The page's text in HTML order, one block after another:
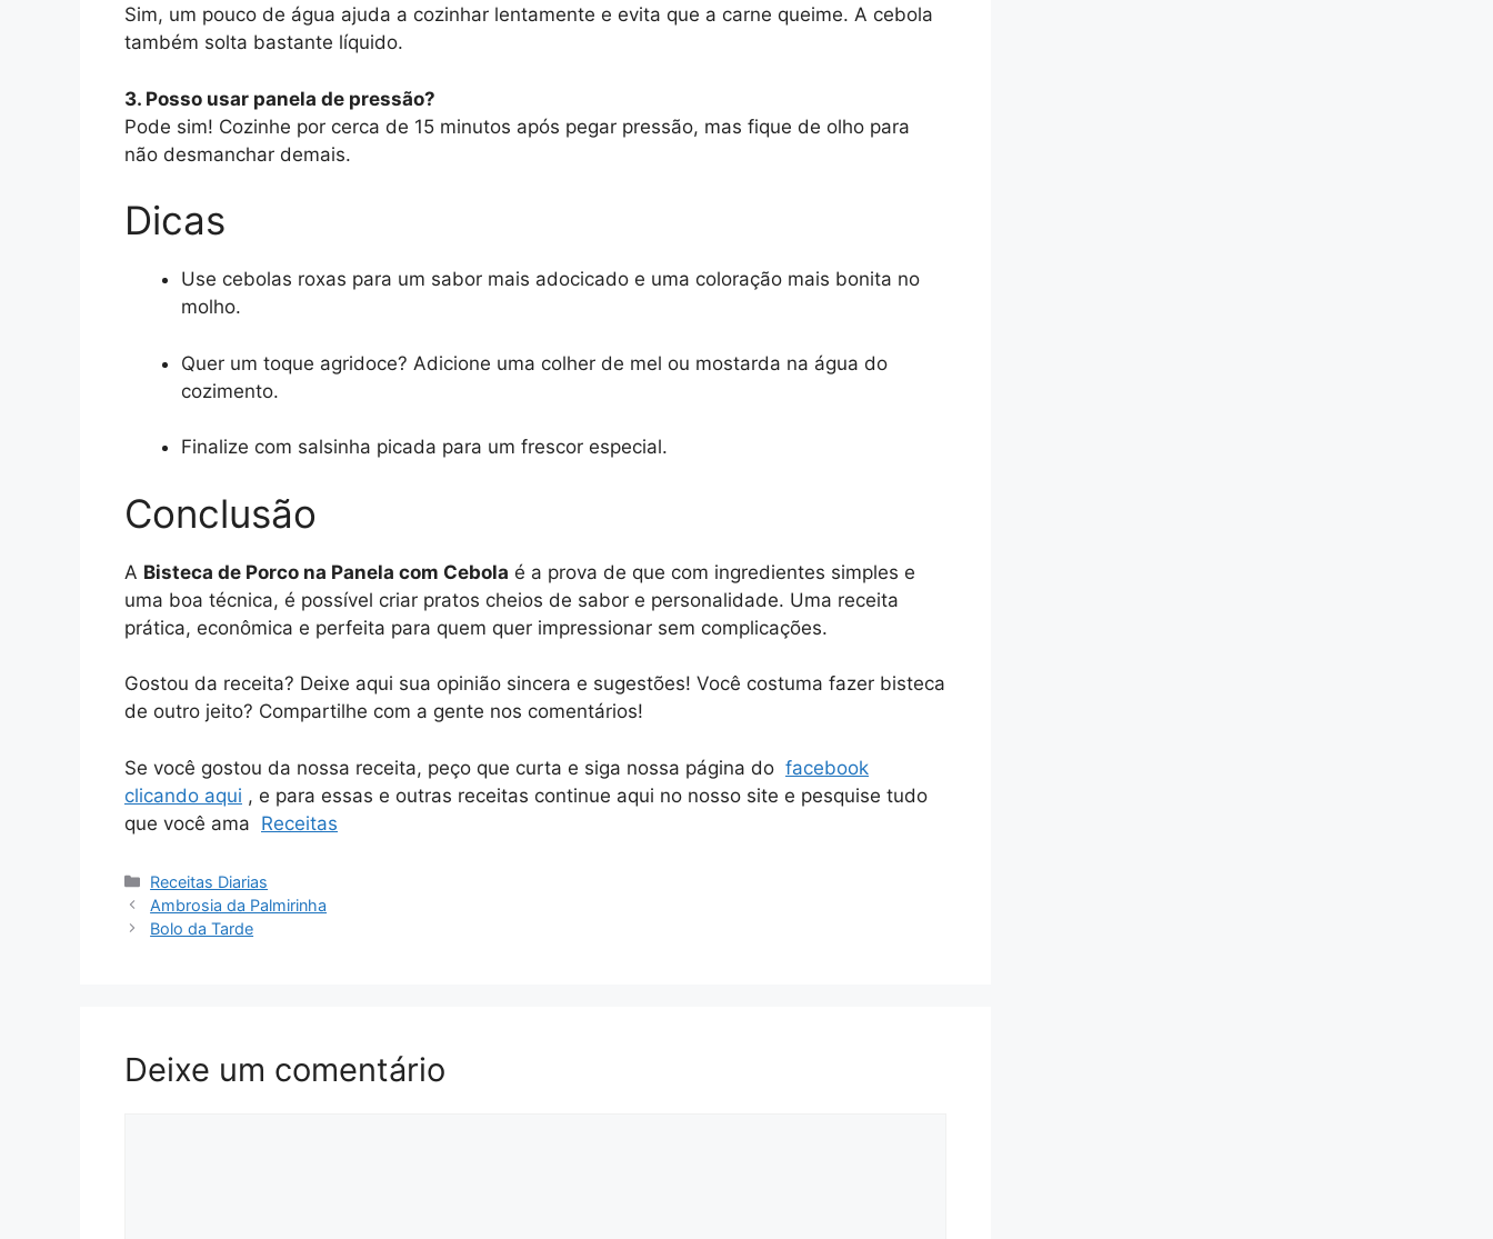
Sim, um pouco de água ajuda a cozinhar lentamente e evita que a carne queime. A cebola
também solta bastante líquido.
3. Posso usar panela de pressão?
Pode sim! Cozinhe por cerca de 15 minutos após pegar pressão, mas fique de olho para
não desmanchar demais.
Dicas
Use cebolas roxas para um sabor mais adocicado e uma coloração mais bonita no
molho.
Quer um toque agridoce? Adicione uma colher de mel ou mostarda na água do
cozimento.
Finalize com salsinha picada para um frescor especial.
Conclusão
A Bisteca de Porco na Panela com Cebola é a prova de que com ingredientes simples e
uma boa técnica, é possível criar pratos cheios de sabor e personalidade. Uma receita
prática, econômica e perfeita para quem quer impressionar sem complicações.
Gostou da receita? Deixe aqui sua opinião sincera e sugestões! Você costuma fazer bisteca
de outro jeito? Compartilhe com a gente nos comentários!
Se você gostou da nossa receita, peço que curta e siga nossa página do facebook
clicando aqui , e para essas e outras receitas continue aqui no nosso site e pesquise tudo
que você ama Receitas
Categorias
Receitas Diarias
Ambrosia da Palmirinha
Bolo da Tarde
Deixe um comentário